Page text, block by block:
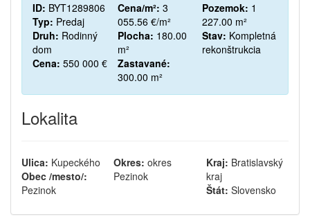
ID: BYT1289806
Typ: Predaj
Druh:
dom
Cena: 550 000 €
Cena/m²:
055.56 €/m²
Plocha:
m²
Zastavané:
300.00 m²
Pozemok:
227.00 m²
Stav:
rekonštrukcia
Lokalita
Ulica: Kupeckého
Obec /mesto/:
Pezinok
Okres: okres
Pezinok
Kraj:
kraj
Štát: Slovensko